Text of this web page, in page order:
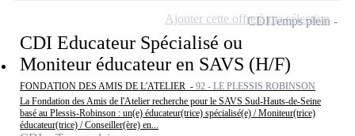
CDI Educateur Spécialisé ou
Moniteur éducateur en SAVS (H/F)
FONDATION DES AMIS DE L'ATELIER - 92 - LE PLESSIS ROBINSON
La Fondation des Amis de l'Atelier recherche pour le SAVS Sud-Hauts-de-Seine
basé au Plessis-Robinson : un(e) éducateur(trice) spécialisé(e) / Moniteur(trice)
éducateur(trice) / Conseiller(ère) en...
CDITemps plein
Ajouter cette offre à ma sélection